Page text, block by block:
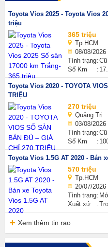
Toyota Vios 2025 - Toyota Vios
triệu
365 triệu
Tp.HCM
08/08/2026
Tình trạng Cũ
Số Km
Toyota Vios 2020 - TOYOTA
TRIỆU
270 triệu
Quảng Trị
03/08/2026
Tình trạng Cũ
Số Km
Toyota Vios 1.5G AT 2020 - Bán
570 triệu
Tp.HCM
20/07/2026
Tình trạng
Xuất xứ
Xem thêm tin rao